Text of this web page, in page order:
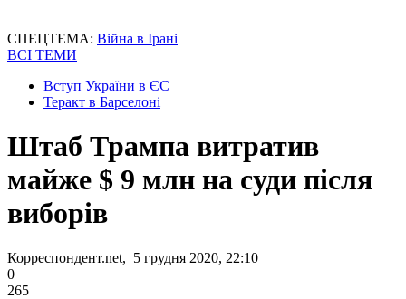
СПЕЦТЕМА: Війна в Ірані
ВСІ ТЕМИ
Вступ України в ЄС
Теракт в Барселоні
Штаб Трампа витратив
майже $ 9 млн на суди після
виборів
Корреспондент.net, 5 грудня 2020, 22:10
0
265